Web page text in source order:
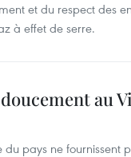
et du respect des
à effet de serre.
au
du pays ne